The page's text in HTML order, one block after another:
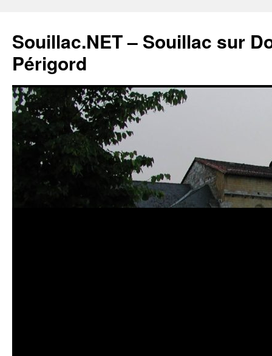
Souillac.NET – Souillac sur
Périgord